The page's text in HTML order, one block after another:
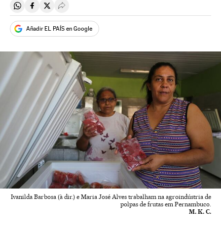
Compartir en Whatsapp
Compartir en Facebook
Compartir en Twitter
Desplegar Redes Sociales
Añadir EL PAÍS en Google
Ivanilda Barbosa (à dir.) e Maria José Alves trabalham na agroindústria de
polpas de frutas em Pernambuco.
M. K. C.